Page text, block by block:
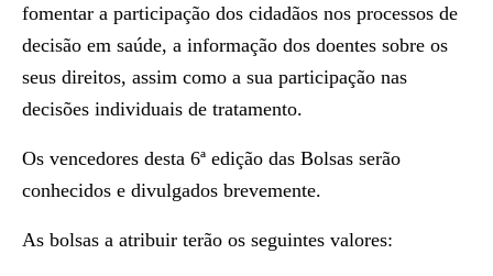
fomentar a participação dos cidadãos nos processos de
decisão em saúde, a informação dos doentes sobre os
seus direitos, assim como a sua participação nas
decisões individuais de tratamento.
Os vencedores desta 6ª edição das Bolsas serão
conhecidos e divulgados brevemente.
As bolsas a atribuir terão os seguintes valores: